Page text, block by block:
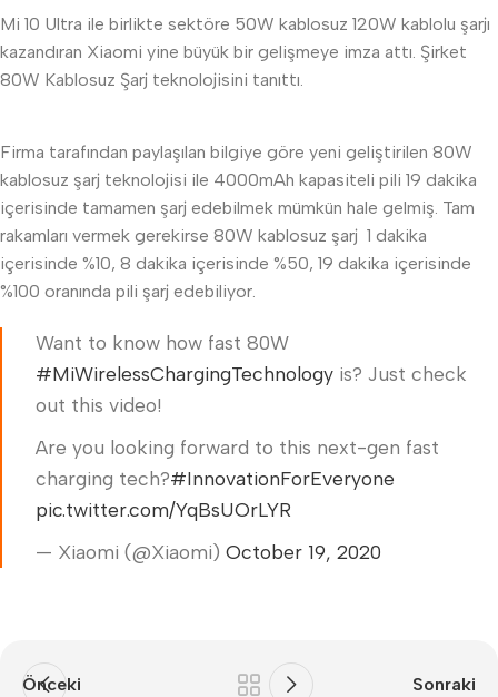
Mi 10 Ultra ile birlikte sektöre 50W kablosuz 120W kablolu şarjı
kazandıran Xiaomi yine büyük bir gelişmeye imza attı. Şirket
80W Kablosuz Şarj teknolojisini tanıttı.
Firma tarafından paylaşılan bilgiye göre yeni geliştirilen 80W
kablosuz şarj teknolojisi ile 4000mAh kapasiteli pili 19 dakika
içerisinde tamamen şarj edebilmek mümkün hale gelmiş. Tam
rakamları vermek gerekirse 80W kablosuz şarj 1 dakika
içerisinde %10, 8 dakika içerisinde %50, 19 dakika içerisinde
%100 oranında pili şarj edebiliyor.
Want to know how fast 80W
#MiWirelessChargingTechnology is? Just check
out this video!
Are you looking forward to this next-gen fast
charging tech?#InnovationForEveryone
pic.twitter.com/YqBsUOrLYR
— Xiaomi (@Xiaomi) October 19, 2020
Önceki Sonraki